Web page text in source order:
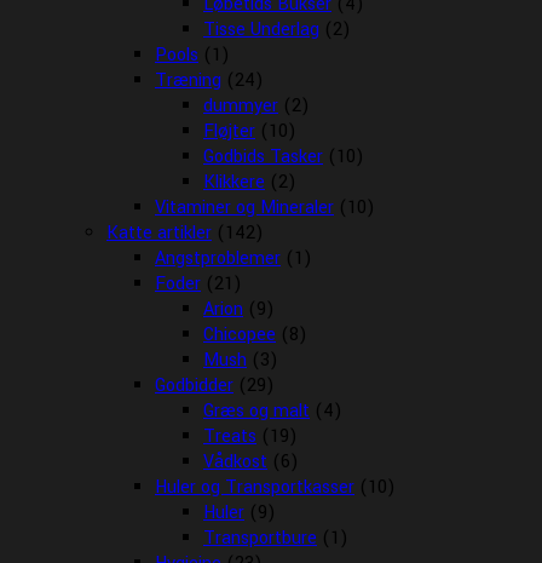
Tisse Underlag (2)
Pools (1)
Træning (24)
dummyer (2)
Fløjter (10)
Godbids Tasker (10)
Klikkere (2)
Vitaminer og Mineraler (10)
Katte artikler (142)
Angstproblemer (1)
Foder (21)
Arion (9)
Chicopee (8)
Mush (3)
Godbidder (29)
Græs og malt (4)
Treats (19)
Vådkost (6)
Huler og Transportkasser (10)
Huler (9)
Transportbure (1)